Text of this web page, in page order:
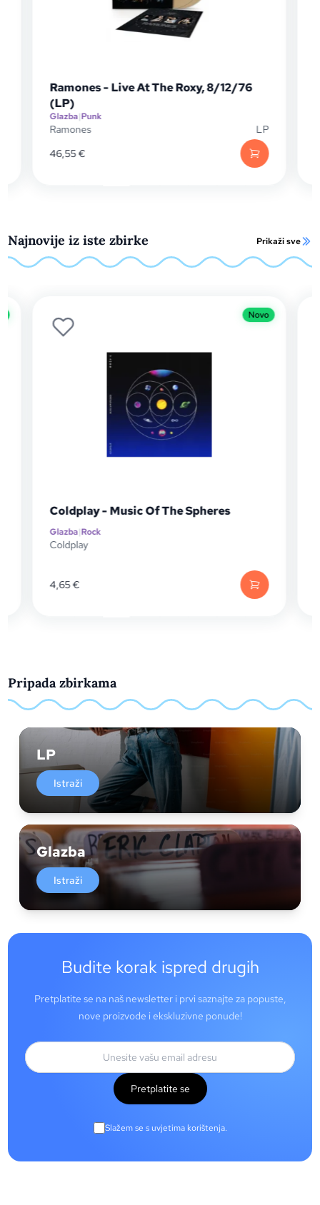
8/12/76
LP
Franz Ferdinand - Tonight (LP)
Najnovije iz iste zbirke Prikaži sve
Spheres
Green Day - Nimrods (Original
Soundtrack) (LP)
Pripada zbirkama
LP
Istraži
Glazba
Istraži
Budite korak ispred drugih
Pretplatite se na naš newsletter i prvi saznajte za popuste,
nove proizvode i ekskluzivne ponude!
Pretplatite se
Slažem se s uvjetima korištenja.